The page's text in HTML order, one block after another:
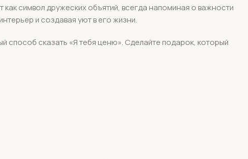
символ дружеских объятий, всегда напоминая о важности
и создавая уют в его жизни.
способ сказать «Я тебя ценю». Сделайте подарок, который